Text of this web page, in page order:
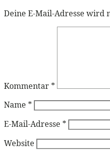
Deine E-Mail-Adresse wird
Kommentar *
Name *
E-Mail-Adresse *
Website